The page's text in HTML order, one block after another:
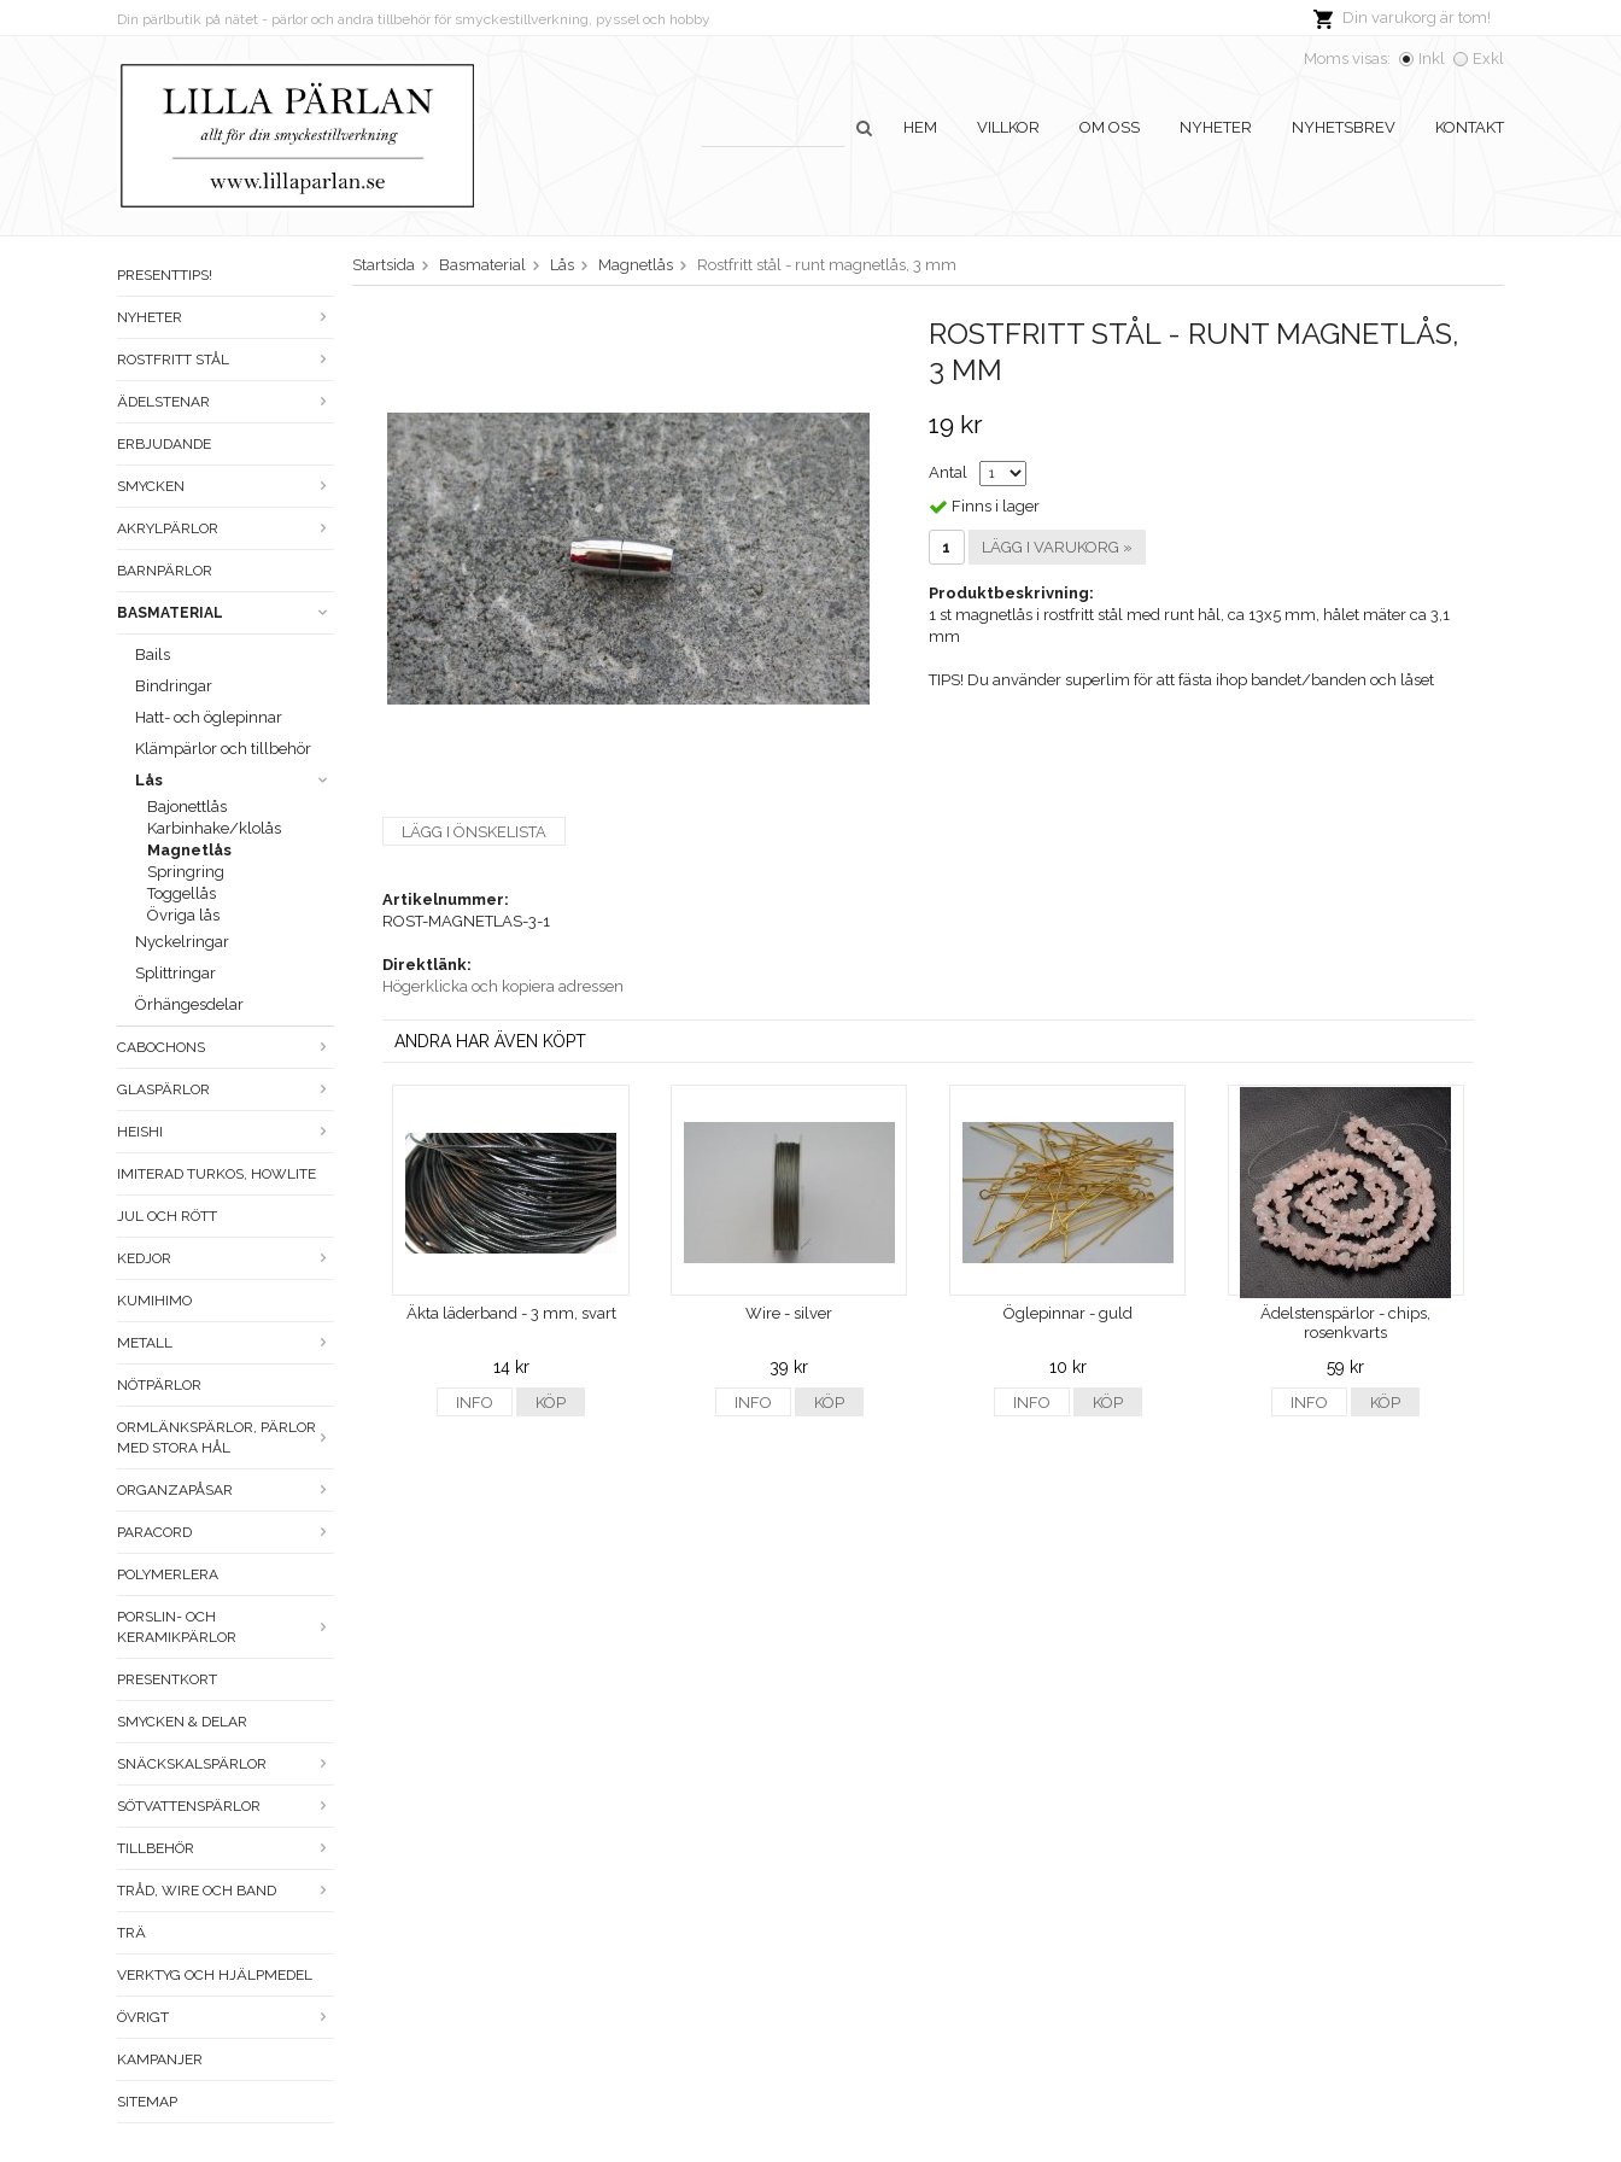
Din varukorg är tom!
Din pärlbutik på nätet - pärlor och andra tillbehör för smyckestillverkning, pyssel och hobby
Moms visas: Inkl Exkl
HEM VILLKOR OM OSS NYHETER NYHETSBREV KONTAKT
PRESENTTIPS!
NYHETER
ROSTFRITT STÅL
ÄDELSTENAR
ERBJUDANDE
SMYCKEN
AKRYLPÄRLOR
BARNPÄRLOR
BASMATERIAL
Bails
Bindringar
Hatt- och öglepinnar
Klämpärlor och tillbehör
Lås
Bajonettlås
Karbinhake/klolås
Magnetlås
Springring
Toggellås
Övriga lås
Nyckelringar
Splittringar
Örhängesdelar
CABOCHONS
GLASPÄRLOR
HEISHI
IMITERAD TURKOS, HOWLITE
JUL OCH RÖTT
KEDJOR
KUMIHIMO
METALL
NÖTPÄRLOR
ORMLÄNKSPÄRLOR, PÄRLOR
MED STORA HÅL
ORGANZAPÅSAR
PARACORD
POLYMERLERA
PORSLIN- OCH
KERAMIKPÄRLOR
PRESENTKORT
SMYCKEN & DELAR
SNÄCKSKALSPÄRLOR
SÖTVATTENSPÄRLOR
TILLBEHÖR
TRÅD, WIRE OCH BAND
TRÄ
VERKTYG OCH HJÄLPMEDEL
ÖVRIGT
KAMPANJER
SITEMAP
Startsida Basmaterial Lås Magnetlås Rostfritt stål - runt magnetlås, 3 mm
ROSTFRITT STÅL - RUNT MAGNETLÅS,
3 MM
19 kr
Antal
Finns i lager
LÄGG I VARUKORG »
Produktbeskrivning:
1 st magnetlås i rostfritt stål med runt hål, ca 13x5 mm, hålet mäter ca 3,1
mm
TIPS! Du använder superlim för att fästa ihop bandet/banden och låset
LÄGG I ÖNSKELISTA
Artikelnummer:
ROST-MAGNETLAS-3-1
Direktlänk:
Högerklicka och kopiera adressen
ANDRA HAR ÄVEN KÖPT
Äkta läderband - 3 mm, svart
14 kr
INFO KÖP
Wire - silver
39 kr
INFO KÖP
Öglepinnar - guld
10 kr
INFO KÖP
Ädelstenspärlor - chips,
rosenkvarts
59 kr
INFO KÖP